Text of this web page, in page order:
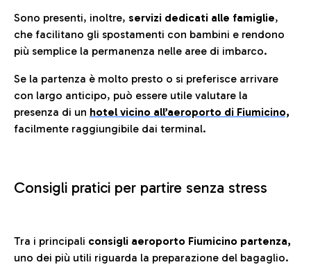
Sono presenti, inoltre, servizi dedicati alle famiglie,
che facilitano gli spostamenti con bambini e rendono
più semplice la permanenza nelle aree di imbarco.
Se la partenza è molto presto o si preferisce arrivare
con largo anticipo, può essere utile valutare la
presenza di un hotel vicino all’aeroporto di Fiumicino,
facilmente raggiungibile dai terminal.
Consigli pratici per partire senza stress
Tra i principali consigli aeroporto Fiumicino partenza,
uno dei più utili riguarda la preparazione del bagaglio.